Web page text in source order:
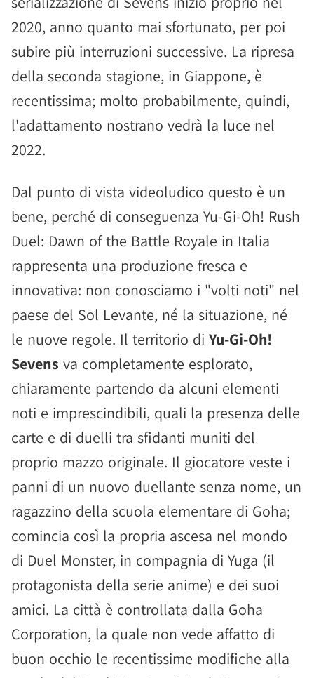
2020, anno quanto mai sfortunato, per poi
subire più interruzioni successive. La ripresa
della seconda stagione, in Giappone, è
recentissima; molto probabilmente, quindi,
l'adattamento nostrano vedrà la luce nel
2022.
Dal punto di vista videoludico questo è un
bene, perché di conseguenza Yu-Gi-Oh! Rush
Duel: Dawn of the Battle Royale in Italia
rappresenta una produzione fresca e
innovativa: non conosciamo i "volti noti" nel
paese del Sol Levante, né la situazione, né
le nuove regole. Il territorio di Yu-Gi-Oh!
Sevens va completamente esplorato,
chiaramente partendo da alcuni elementi
noti e imprescindibili, quali la presenza delle
carte e di duelli tra sfidanti muniti del
proprio mazzo originale. Il giocatore veste i
panni di un nuovo duellante senza nome, un
ragazzino della scuola elementare di Goha;
comincia così la propria ascesa nel mondo
di Duel Monster, in compagnia di Yuga (il
protagonista della serie anime) e dei suoi
amici. La città è controllata dalla Goha
Corporation, la quale non vede affatto di
buon occhio le recentissime modifiche alla